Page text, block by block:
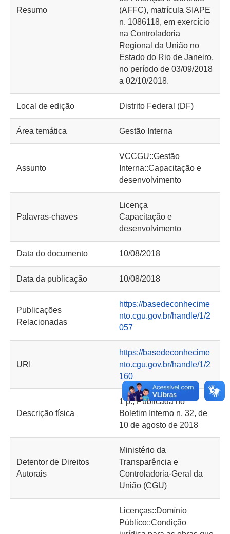
Resumo
(AFFC), matrícula SIAPE
n. 1086118, em exercício
na Controladoria
Regional da União no
Estado do Rio de Janeiro,
no período de 03/09/2018
a 02/10/2018.
Local de edição Distrito Federal (DF)
Área temática Gestão Interna
Assunto
VCCGU::Gestão
Interna::Capacitação e
desenvolvimento
Palavras-chaves
Licença
Capacitação e
desenvolvimento
Data do documento 10/08/2018
Data da publicação 10/08/2018
Publicações
Relacionadas
https://basedeconhecime
nto.cgu.gov.br/handle/1/2
057
URI
https://basedeconhecime
nto.cgu.gov.br/handle/1/2
160
Descrição física
1 p.; Publicada no
Boletim Interno n. 32, de
10 de agosto de 2018
Detentor de Direitos
Autorais
Ministério da
Transparência e
Controladoria-Geral da
União (CGU)
Licenças::Domínio
Público::Condição